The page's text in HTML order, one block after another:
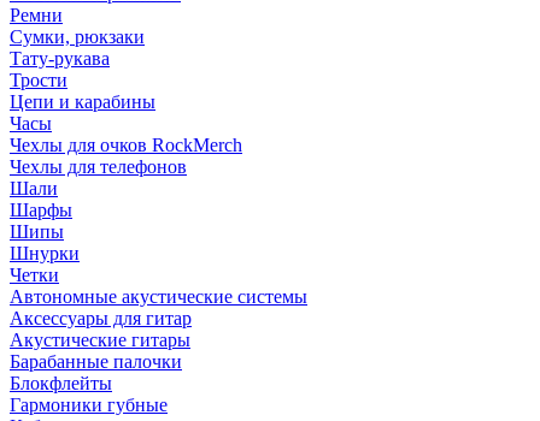
Ремни
Сумки, рюкзаки
Тату-рукава
Трости
Цепи и карабины
Часы
Чехлы для очков RockMerch
Чехлы для телефонов
Шали
Шарфы
Шипы
Шнурки
Четки
Автономные акустические системы
Аксессуары для гитар
Акустические гитары
Барабанные палочки
Блокфлейты
Гармоники губные